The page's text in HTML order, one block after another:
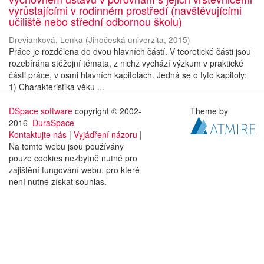
vyrůstajícími v rodinném prostředí (navštěvujícími
učiliště nebo střední odbornou školu)
Drevianková, Lenka (Jihočeská univerzita, 2015)
Práce je rozdělena do dvou hlavních částí. V teoretické části jsou
rozebírána stěžejní témata, z nichž vychází výzkum v praktické
části práce, v osmi hlavních kapitolách. Jedná se o tyto kapitoly:
1) Charakteristika věku ...
DSpace software copyright © 2002-
2016 DuraSpace
Kontaktujte nás | Vyjádření názoru |
Na tomto webu jsou používány
pouze cookies nezbytně nutné pro
zajištění fungování webu, pro které
není nutné získat souhlas.
Theme by